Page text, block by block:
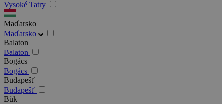
Vysoké Tatry
Maďarsko
Maďarsko
Balaton
Balaton
Bogács
Bogács
Budapešť
Budapešť
Bük